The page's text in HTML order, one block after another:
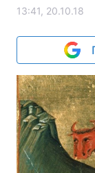
13:41, 20.10.18